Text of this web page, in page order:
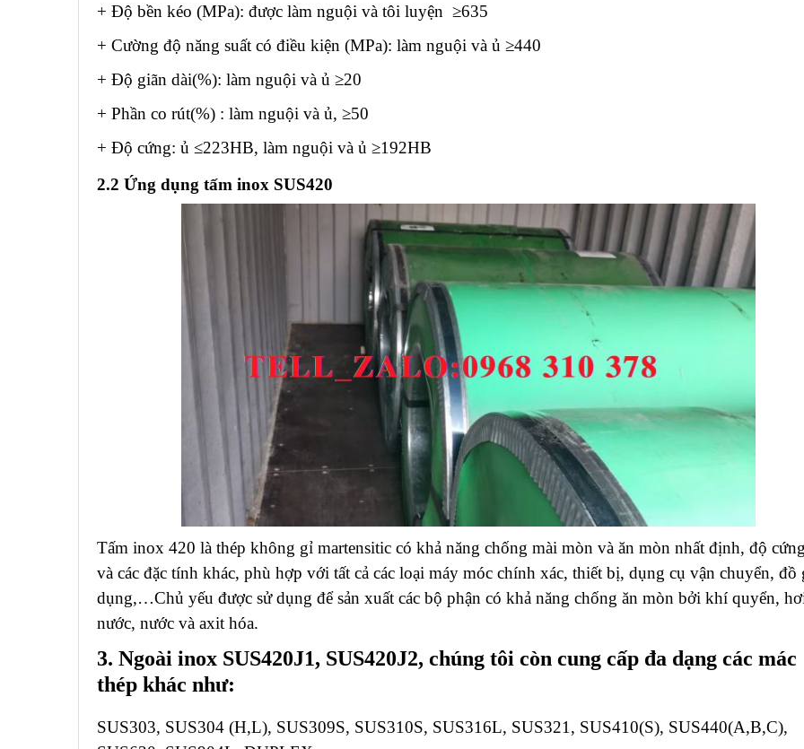
+ Độ bền kéo (MPa): được làm nguội và tôi luyện ≥635
+ Cường độ năng suất có điều kiện (MPa): làm nguội và ủ ≥440
+ Độ giãn dài(%): làm nguội và ủ ≥20
+ Phần co rút(%) : làm nguội và ủ, ≥50
+ Độ cứng: ủ ≤223HB, làm nguội và ủ ≥192HB
2.2 Ứng dụng tấm inox SUS420
Tấm inox 420 là thép không gỉ martensitic có khả năng chống mài mòn và ăn mòn nhất định, độ
và các đặc tính khác, phù hợp với tất cả các loại máy móc chính xác, thiết bị, dụng cụ vận chuyển, đồ
dụng,…Chủ yếu được sử dụng để sản xuất các bộ phận có khả năng chống ăn mòn bởi khí quyển,
nước, nước và axit hóa.
3. Ngoài inox SUS420J1, SUS420J2, chúng tôi còn cung cấp đa dạng các mác
thép khác như:
SUS303, SUS304 (H,L), SUS309S, SUS310S, SUS316L, SUS321, SUS410(S), SUS440(A,B,C),